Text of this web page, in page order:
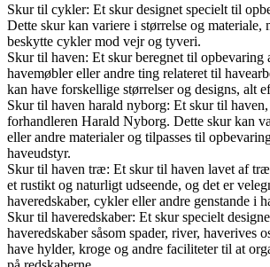
Skur til cykler: Et skur designet specielt til
Dette skur kan variere i størrelse og materiale,
beskytte cykler mod vejr og tyveri.
Skur til haven: Et skur beregnet til opbevaring
havemøbler eller andre ting relateret til
kan have forskellige størrelser og designs, alt
Skur til haven harald nyborg: Et skur til
forhandleren Harald Nyborg. Dette skur kan
eller andre materialer og tilpasses til
haveudstyr.
Skur til haven træ: Et skur til haven lavet af
et rustikt og naturligt udseende, og det er
haveredskaber, cykler eller andre genstande i
Skur til haveredskaber: Et skur specielt
haveredskaber såsom spader, river, haverives
have hylder, kroge og andre faciliteter til at